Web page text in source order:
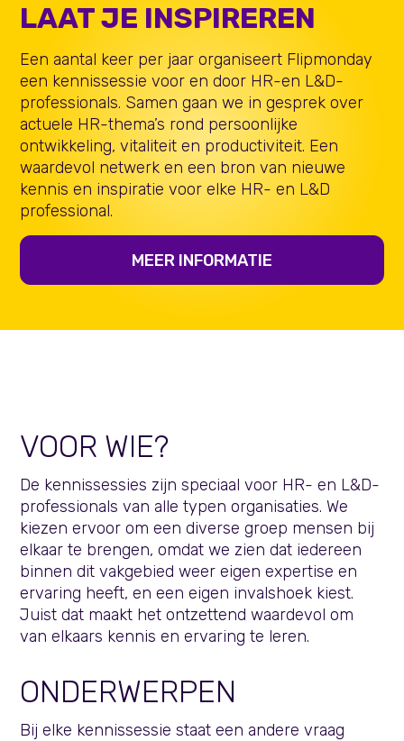
LAAT JE INSPIREREN
Een aantal keer per jaar organiseert Flipmonday
een kennissessie voor en door HR-en L&D-
professionals. Samen gaan we in gesprek over
actuele HR-thema’s rond persoonlijke
ontwikkeling, vitaliteit en productiviteit. Een
waardevol netwerk en een bron van nieuwe
kennis en inspiratie voor elke HR- en L&D
professional.
MEER INFORMATIE
VOOR WIE?
De kennissessies zijn speciaal voor HR- en L&D-
professionals van alle typen organisaties. We
kiezen ervoor om een diverse groep mensen bij
elkaar te brengen, omdat we zien dat iedereen
binnen dit vakgebied weer eigen expertise en
ervaring heeft, en een eigen invalshoek kiest.
Juist dat maakt het ontzettend waardevol om
van elkaars kennis en ervaring te leren.
ONDERWERPEN
Bij elke kennissessie staat een andere vraag